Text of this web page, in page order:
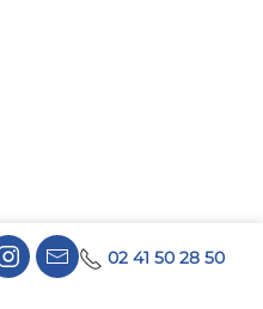
02 41 50 28 50